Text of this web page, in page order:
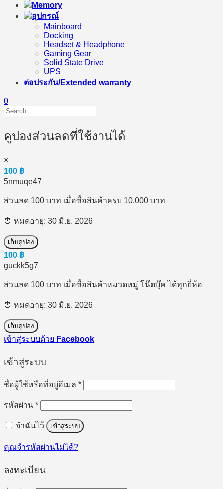
Memory
อุปกรณ์
Mainboard
Docking
Headset & Headphone
Gaming Gear
Solid State Drive
UPS
ต่อประกัน/Extended warranty
0
คูปองส่วนลดที่ใช้งานได้
×
100 ฿
5nmuqe47
ส่วนลด 100 บาท เมื่อซื้อสินค้าครบ 10,000 บาท
⏰ หมดอายุ: 30 มิ.ย. 2026
เก็บคูปอง
100 ฿
guckk5g7
ส่วนลด 100 บาท เมื่อซื้อสินค้าหมวดหมู่ โน๊ตบุ๊ค ได้ทุกยี่ห้อ
⏰ หมดอายุ: 30 มิ.ย. 2026
เก็บคูปอง
เข้าสู่ระบบด้วย Facebook
เข้าสู่ระบบ
ชื่อผู้ใช้หรือที่อยู่อีเมล *ต้องการ
รหัสผ่าน *ต้องการ
จำฉันไว้ เข้าสู่ระบบ
คุณจำรหัสผ่านไม่ได้?
ลงทะเบียน